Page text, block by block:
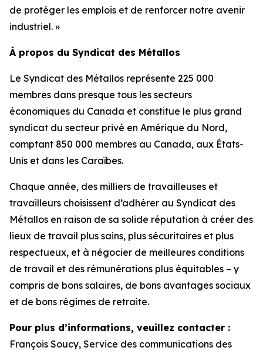
de protéger les emplois et de renforcer notre avenir
industriel. »
À propos du Syndicat des Métallos
Le Syndicat des Métallos représente 225 000
membres dans presque tous les secteurs
économiques du Canada et constitue le plus grand
syndicat du secteur privé en Amérique du Nord,
comptant 850 000 membres au Canada, aux États-
Unis et dans les Caraïbes.
Chaque année, des milliers de travailleuses et
travailleurs choisissent d’adhérer au Syndicat des
Métallos en raison de sa solide réputation à créer des
lieux de travail plus sains, plus sécuritaires et plus
respectueux, et à négocier de meilleures conditions
de travail et des rémunérations plus équitables – y
compris de bons salaires, de bons avantages sociaux
et de bons régimes de retraite.
Pour plus d’informations, veuillez contacter :
François Soucy, Service des communications des